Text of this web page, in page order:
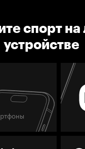
спорт
устройстве